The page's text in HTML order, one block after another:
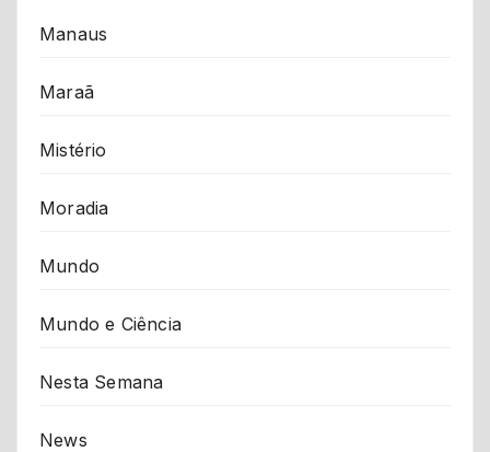
Manaus
Maraã
Mistério
Moradia
Mundo
Mundo e Ciência
Nesta Semana
News